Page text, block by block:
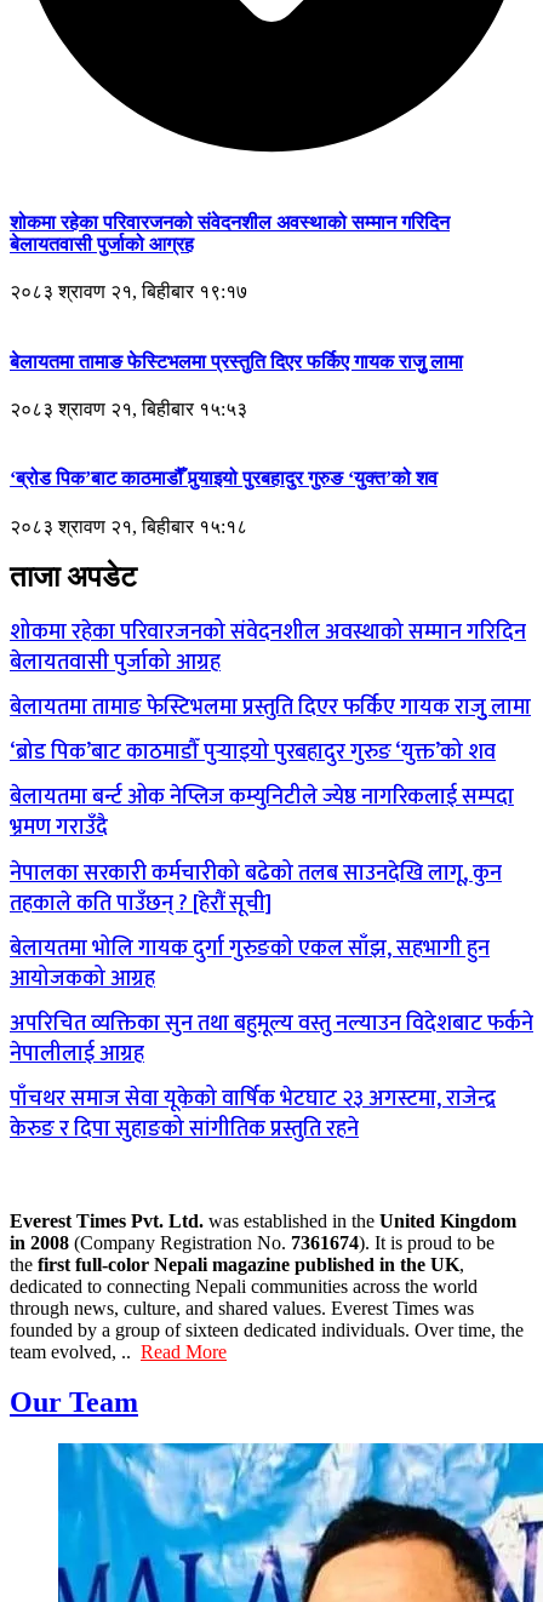
शोकमा रहेका परिवारजनको संवेदनशील अवस्थाको सम्मान गरिदिन
बेलायतवासी पुर्जाको आग्रह
२०८३ श्रावण २१, बिहीबार १९:१७
बेलायतमा तामाङ फेस्टिभलमा प्रस्तुति दिएर फर्किए गायक राजुु लामा
२०८३ श्रावण २१, बिहीबार १५:५३
‘ब्रोड पिक’बाट काठमाडौँ पुर्‍याइयो पुरबहादुर गुरुङ ‘युक्त’को शव
२०८३ श्रावण २१, बिहीबार १५:१८
ताजा अपडेट
शोकमा रहेका परिवारजनको संवेदनशील अवस्थाको सम्मान गरिदिन
बेलायतवासी पुर्जाको आग्रह
बेलायतमा तामाङ फेस्टिभलमा प्रस्तुति दिएर फर्किए गायक राजुु लामा
‘ब्रोड पिक’बाट काठमाडौँ पुर्‍याइयो पुरबहादुर गुरुङ ‘युक्त’को शव
बेलायतमा बर्न्ट ओक नेप्लिज कम्युनिटीले ज्येष्ठ नागरिकलाई सम्पदा
भ्रमण गराउँदै
नेपालका सरकारी कर्मचारीको बढेको तलब साउनदेखि लागू, कुन
तहकाले कति पाउँछन् ? [हेरौं सूची]
बेलायतमा भोलि गायक दुर्गा गुरुङको एकल साँझ, सहभागी हुन
आयोजकको आग्रह
अपरिचित व्यक्तिका सुन तथा बहुमूल्य वस्तु नल्याउन विदेशबाट फर्कने
नेपालीलाई आग्रह
पाँचथर समाज सेवा यूकेको वार्षिक भेटघाट २३ अगस्टमा, राजेन्द्र
केरुङ र दिपा सुहाङको सांगीतिक प्रस्तुति रहने
Everest Times Pvt. Ltd. was established in the United Kingdom
in 2008 (Company Registration No. 7361674). It is proud to be
the first full-color Nepali magazine published in the UK,
dedicated to connecting Nepali communities across the world
through news, culture, and shared values. Everest Times was
founded by a group of sixteen dedicated individuals. Over time, the
team evolved, .. Read More
Our Team